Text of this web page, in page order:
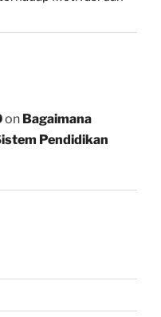
on Bagaimana
Pendidikan